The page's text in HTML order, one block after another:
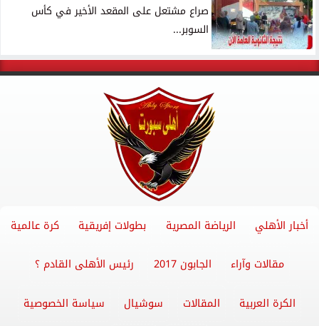
صراع مشتعل على المقعد الأخير في كأس
السوبر...
أخبار الأهلي الرياضة المصرية بطولات إفريقية كرة عالمية
مقالات وآراء الجابون 2017 رئيس الأهلى القادم ؟
الكرة العربية المقالات سوشيال سياسة الخصوصية